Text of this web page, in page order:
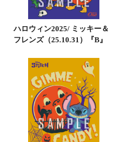
ハロウィン2025/ ミッキー＆
フレンズ（25.10.31）『B』